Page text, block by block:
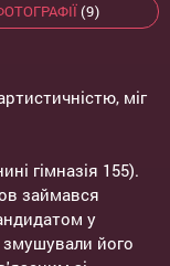
(9)
міг
гімназія 155).
займався
у
змушували його